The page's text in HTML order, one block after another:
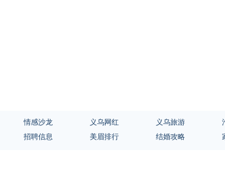
情感沙龙 义乌网红 义乌旅游
招聘信息 美眉排行 结婚攻略